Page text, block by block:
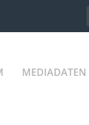
MEDIADATEN